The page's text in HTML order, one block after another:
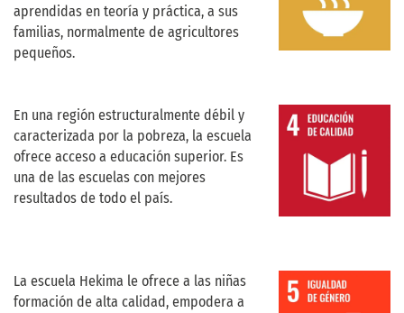
aprendidas en teoría y práctica, a sus
familias, normalmente de agricultores
pequeños.
En una región estructuralmente débil y
caracterizada por la pobreza, la escuela
ofrece acceso a educación superior. Es
una de las escuelas con mejores
resultados de todo el país.
La escuela Hekima le ofrece a las niñas
formación de alta calidad, empodera a